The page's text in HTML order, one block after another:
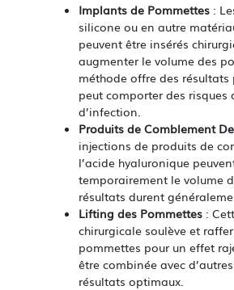
Implants de Pommettes :
silicone ou en autre
peuvent être insérés
augmenter le volume des
méthode offre des
peut comporter des risques
d’infection.
Produits de Comblement
injections de produits de
l’acide hyaluronique
temporairement le volume
résultats durent
Lifting des Pommettes :
chirurgicale soulève et
pommettes pour un effet
être combinée avec
résultats optimaux.